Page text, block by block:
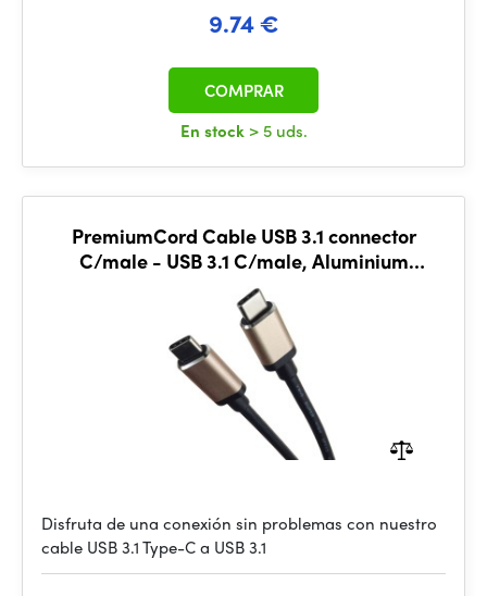
9.74 €
En stock > 5 uds.
COMPRAR
PremiumCord Cable USB 3.1 connector
C/male - USB 3.1 C/male, Aluminium
housing, 0,5m
Disfruta de una conexión sin problemas con nuestro
cable USB 3.1 Type-C a USB 3.1